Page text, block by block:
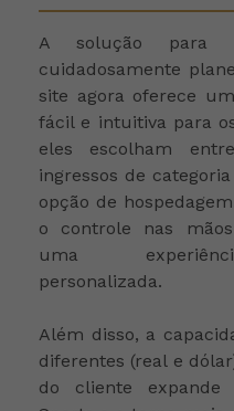
A solução para
cuidadosamente
site agora oferece
fácil e intuitiva para
eles escolham
ingressos de
opção de
o controle nas
uma
personalizada.
Além disso, a
diferentes (real e
do cliente